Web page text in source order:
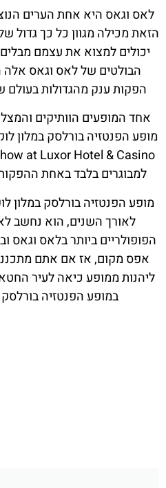
לאס וגאס היא אחת הערים
הזאת מכילה מגוון כל כך
יכולים למצוא את עצמם
הבולטים של לאס וגאס אלה
הפקות ענק מהגדולות בעולם
אחד המופעים הוותיקים
למבוגרים בלבד באחת
מופע הפנטזיה בורלסק במלון
לאורך השנים, הוא נחשב
הפופולריים ביותר בלאס
אפס מקום, אז אם אתם
ליהנות ממופע כיאה לעיר
במופע הפנטזיה בורלסק